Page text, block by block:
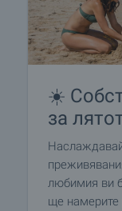
☀️
за
любимия ви
ще намерите